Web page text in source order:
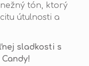
tón, ktorý
útulnosti a
sladkosti s